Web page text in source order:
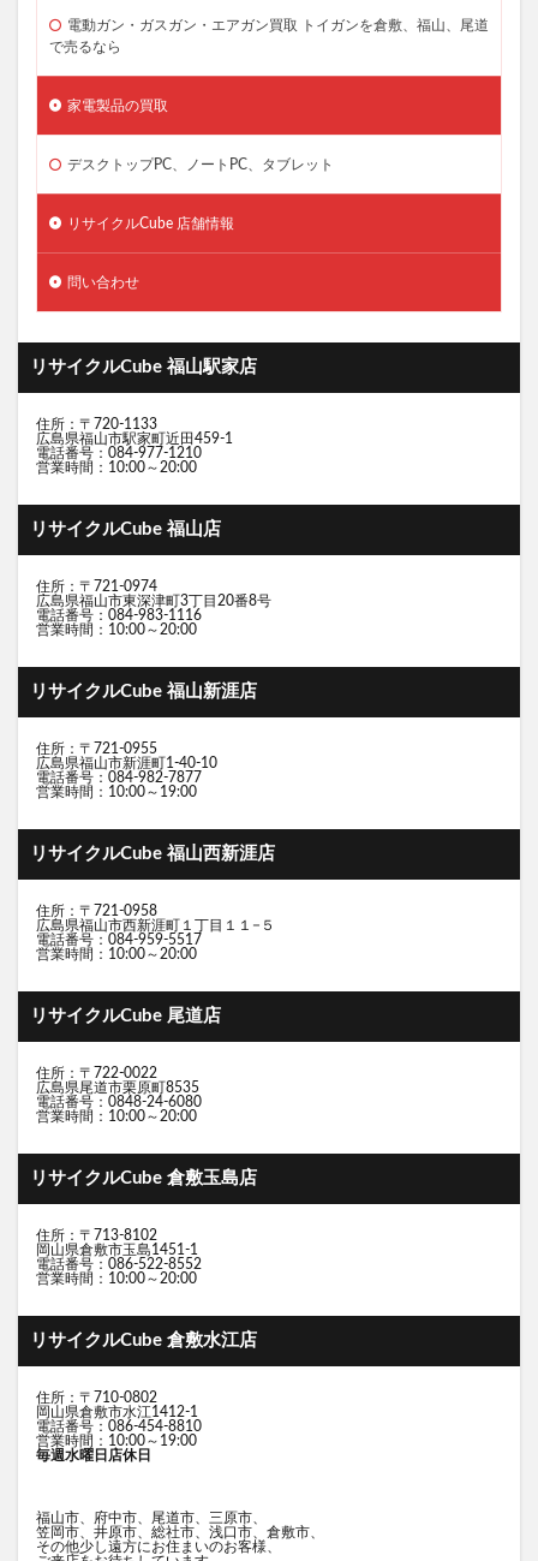
電動ガン・ガスガン・エアガン買取 トイガンを倉敷、福山、尾道
で売るなら
家電製品の買取
デスクトップPC、ノートPC、タブレット
リサイクルCube 店舗情報
問い合わせ
リサイクルCube 福山駅家店
住所：〒720-1133
広島県福山市駅家町近田459-1
電話番号：084-977-1210
営業時間：10:00～20:00
リサイクルCube 福山店
住所：〒721-0974
広島県福山市東深津町3丁目20番8号
電話番号：084-983-1116
営業時間：10:00～20:00
リサイクルCube 福山新涯店
住所：〒721-0955
広島県福山市新涯町1-40-10
電話番号：084-982-7877
営業時間：10:00～19:00
リサイクルCube 福山西新涯店
住所：〒721-0958
広島県福山市西新涯町１丁目１１−５
電話番号：084-959-5517
営業時間：10:00～20:00
リサイクルCube 尾道店
住所：〒722-0022
広島県尾道市栗原町8535
電話番号：0848-24-6080
営業時間：10:00～20:00
リサイクルCube 倉敷玉島店
住所：〒713-8102
岡山県倉敷市玉島1451-1
電話番号：086-522-8552
営業時間：10:00～20:00
リサイクルCube 倉敷水江店
住所：〒710-0802
岡山県倉敷市水江1412-1
電話番号：086-454-8810
営業時間：10:00～19:00
毎週水曜日店休日
福山市、府中市、尾道市、三原市、
笠岡市、井原市、総社市、浅口市、倉敷市、
その他少し遠方にお住まいのお客様、